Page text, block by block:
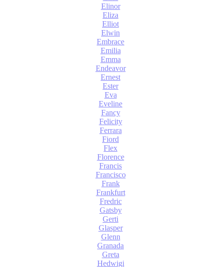
Elinor
Eliza
Elliot
Elwin
Embrace
Emilia
Emma
Endeavor
Ernest
Ester
Eva
Eveline
Fancy
Felicity
Ferrara
Fiord
Flex
Florence
Francis
Francisco
Frank
Frankfurt
Fredric
Gatsby
Gerti
Glasper
Glenn
Granada
Greta
Hedwigi